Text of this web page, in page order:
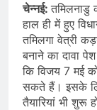
चेन्नई:तमिलनाडु
हाल ही में हुए
तमिलगा वेत्री
बनाने का दावा
कि विजय 7 मई
सकते हैं। इसके
तैयारियां भी शुरू